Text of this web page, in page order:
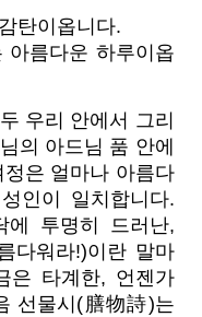
탄이옵니다.
아름다운 하루이옵
우리 안에서 그리
의 아드님 품 안에
은 얼마나 아름다
인이 일치합니다.
에 투명히 드러난,
다워라!)이란 말마
은 타계한, 언젠가
선물시(膳物詩)는